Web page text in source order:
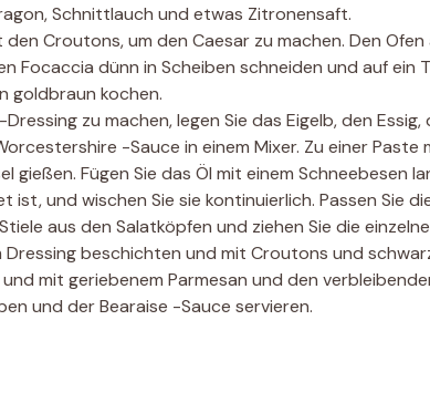
Schnittlauch und etwas Zitronensaft.
den Croutons, um den Caesar zu machen. Den Ofen
Focaccia dünn in Scheiben schneiden und auf ein
goldbraun kochen.
zu machen, legen Sie das Eigelb, den Essig,
-Sauce in einem Mixer. Zu einer Paste
gießen. Fügen Sie das Öl mit einem Schneebesen
ist, und wischen Sie sie kontinuierlich. Passen Sie
aus den Salatköpfen und ziehen Sie die
beschichten und mit Croutons und
mit geriebenem Parmesan und den
und der Bearaise -Sauce servieren.